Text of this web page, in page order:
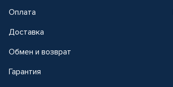
Оплата
Доставка
Обмен и возврат
Гарантия